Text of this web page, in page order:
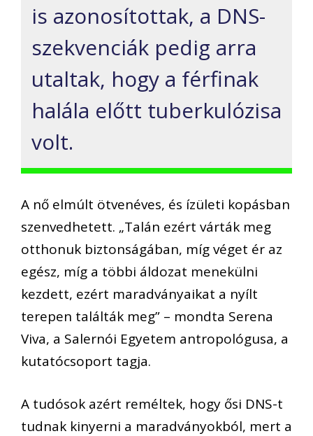
is azonosítottak, a DNS-
szekvenciák pedig arra
utaltak, hogy a férfinak
halála előtt tuberkulózisa
volt.
A nő elmúlt ötvenéves, és ízületi kopásban
szenvedhetett. „Talán ezért várták meg
otthonuk biztonságában, míg véget ér az
egész, míg a többi áldozat menekülni
kezdett, ezért maradványaikat a nyílt
terepen találták meg” – mondta Serena
Viva, a Salernói Egyetem antropológusa, a
kutatócsoport tagja.
A tudósok azért reméltek, hogy ősi DNS-t
tudnak kinyerni a maradványokból, mert a